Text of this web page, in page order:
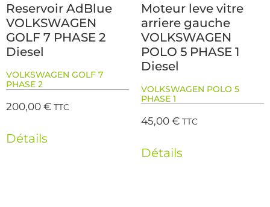
Reservoir AdBlue
VOLKSWAGEN
GOLF 7 PHASE 2
Diesel
VOLKSWAGEN GOLF 7
PHASE 2
200,00€ TTC
Détails
Moteur leve vitre
arriere gauche
VOLKSWAGEN
POLO 5 PHASE 1
Diesel
VOLKSWAGEN POLO 5
PHASE 1
45,00€ TTC
Détails